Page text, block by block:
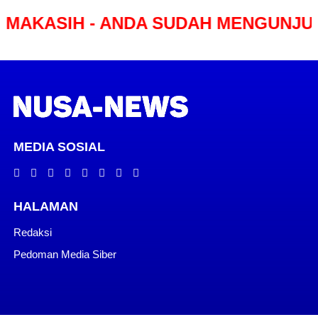
- ANDA SUDAH MENGUNJUNGI
MEDIA SOSIAL
HALAMAN
Redaksi
Pedoman Media Siber